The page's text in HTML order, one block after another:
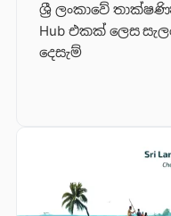
ශ්‍රී ලංකාවේ
Hub එකක් ලෙස
දෙසැම්